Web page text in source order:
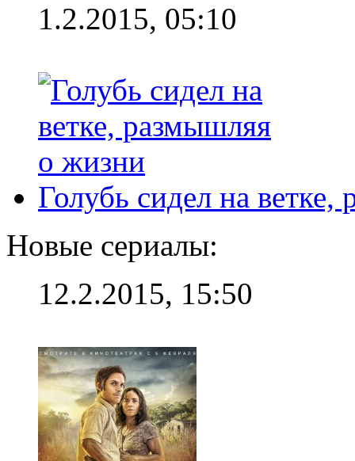
1.2.2015, 05:10
Голубь сидел на
Новые сериалы:
12.2.2015, 15:50